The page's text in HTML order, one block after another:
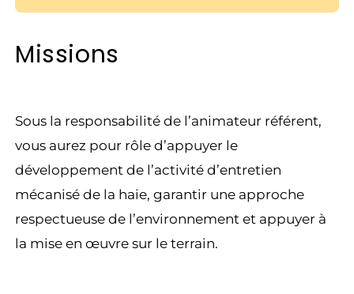
Missions
Sous la responsabilité de l’animateur référent,
vous aurez pour rôle d’appuyer le
développement de l’activité d’entretien
mécanisé de la haie, garantir une approche
respectueuse de l’environnement et appuyer à
la mise en œuvre sur le terrain.